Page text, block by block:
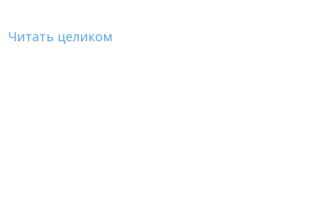
Читать целиком